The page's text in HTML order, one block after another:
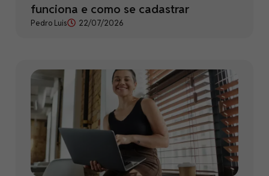
funciona e como se cadastrar
Pedro Luis 22/07/2026